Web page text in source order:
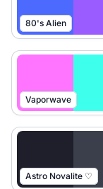
80's Alien
Vaporwave
Astro Novalite ♡